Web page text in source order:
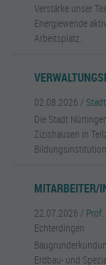
Verstärke unser
Energiewende
Arbeitsplatz.
02.08.2026 /
Die Stadt
Zizishausen in
MITARBEITER/
22.07.2026 /
Echterdingen
Erdbau- und